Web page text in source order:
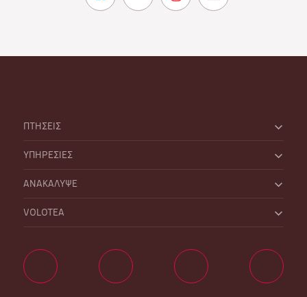
ΠΤΗΣΕΙΣ
ΥΠΗΡΕΣΙΕΣ
ΑΝΑΚΑΛΥΨΕ
VOLOTEA